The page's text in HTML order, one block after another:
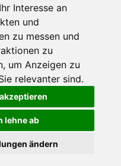
Interesse an
und
zu messen und
zu
, um Anzeigen zu
relevanter sind.
lehne ab
ändern